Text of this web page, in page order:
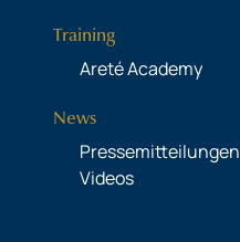
Training
Areté Academy
News
Pressemitteilungen
Videos